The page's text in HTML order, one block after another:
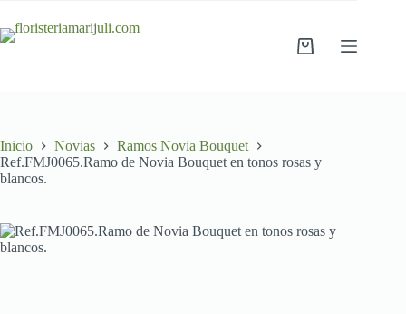
contenido
Carro
Inicio Novias
Ramos Novia Bouquet
Ref.FMJ0065.Ramo de Novia Bouquet en tonos rosas y
blancos.